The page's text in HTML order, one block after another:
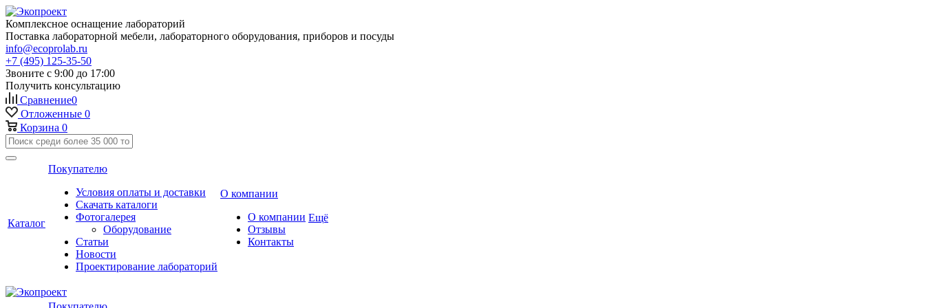
Комплексное оснащение лабораторий
Поставка лабораторной мебели, лабораторного оборудования, приборов и посуды
info@ecoprolab.ru
+7 (495) 125-35-50
Звоните с 9:00 до 17:00
Получить консультацию
Сравнение0
Отложенные 0
Корзина 0
Каталог
Покупателю
Условия оплаты и доставки
Скачать каталоги
Фотогалерея
Оборудование
Статьи
Новости
Проектирование лабораторий
О компании
О компании
Отзывы
Контакты
Ещё